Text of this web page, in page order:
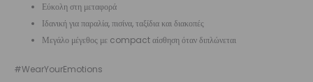
Εύκολη στη μεταφορά
Ιδανική για παραλία, πισίνα, ταξίδια και διακοπές
Μεγάλο μέγεθος με compact αίσθηση όταν διπλώνεται
#WearYourEmotions